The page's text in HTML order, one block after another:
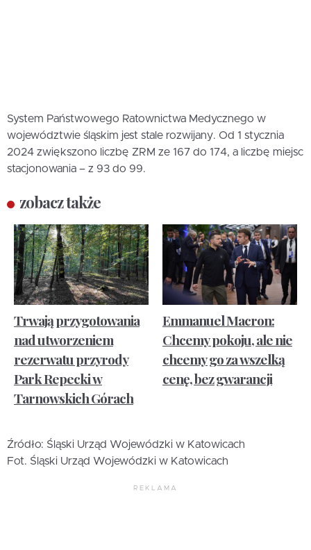
System Państwowego Ratownictwa Medycznego w
województwie śląskim jest stale rozwijany. Od 1 stycznia
2024 zwiększono liczbę ZRM ze 167 do 174, a liczbę miejsc
stacjonowania – z 93 do 99.
zobacz także
Trwają przygotowania
nad utworzeniem
rezerwatu przyrody
Park Repecki w
Tarnowskich Górach
Emmanuel Macron:
Chcemy pokoju, ale nie
chcemy go za wszelką
cenę, bez gwarancji
Źródło: Śląski Urząd Wojewódzki w Katowicach
Fot. Śląski Urząd Wojewódzki w Katowicach
REKLAMA